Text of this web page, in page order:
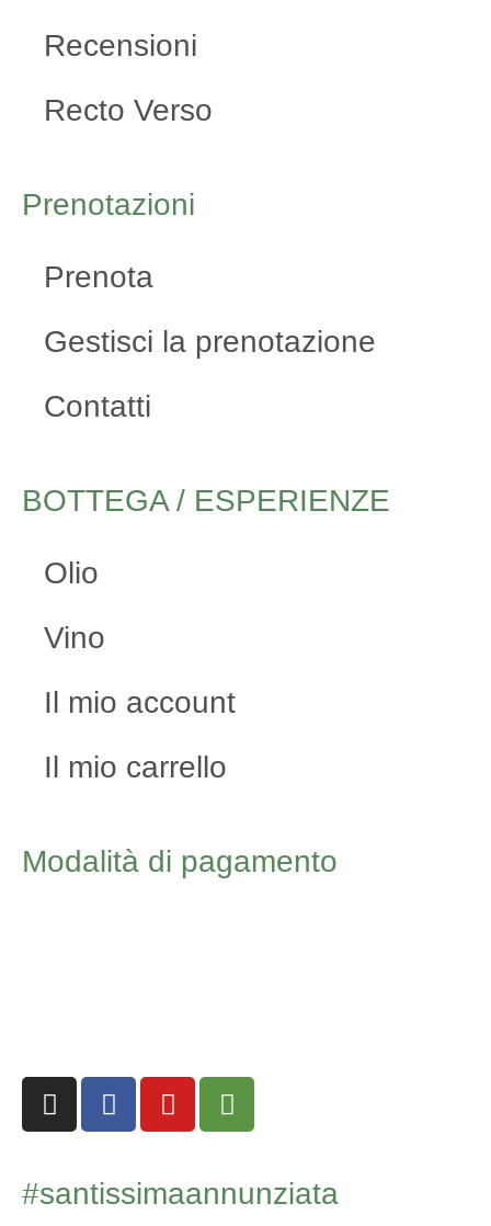
Recensioni
Recto Verso
Prenotazioni
Prenota
Gestisci la prenotazione
Contatti
BOTTEGA / ESPERIENZE
Olio
Vino
Il mio account
Il mio carrello
Modalità di pagamento
#santissimaannunziata